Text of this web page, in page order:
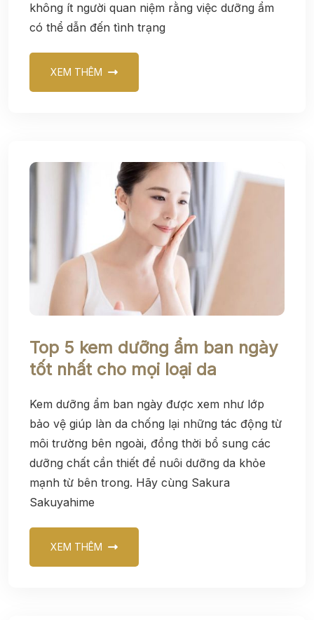
không ít người quan niệm rằng việc dưỡng ẩm
có thể dẫn đến tình trạng
XEM THÊM
Top 5 kem dưỡng ẩm ban ngày
tốt nhất cho mọi loại da
Kem dưỡng ẩm ban ngày được xem như lớp
bảo vệ giúp làn da chống lại những tác động từ
môi trường bên ngoài, đồng thời bổ sung các
dưỡng chất cần thiết để nuôi dưỡng da khỏe
mạnh từ bên trong. Hãy cùng Sakura
Sakuyahime
XEM THÊM